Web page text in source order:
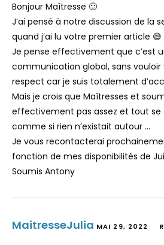
Bonjour Maîtresse 🙂
J’ai pensé à notre discussion de la
quand j’ai lu votre premier article 😅
Je pense effectivement que c’est
communication global, sans
respect car je suis totalement
Mais je crois que Maîtresses et
effectivement pas assez et tout se
comme si rien n’existait autour …
Je vous recontacterai
fonction de mes disponibilités de
Soumis Antony
MaitresseJulia MAI 29, 2022